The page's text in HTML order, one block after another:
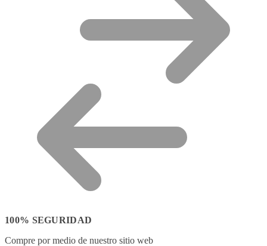
100% SEGURIDAD
Compre por medio de nuestro sitio web